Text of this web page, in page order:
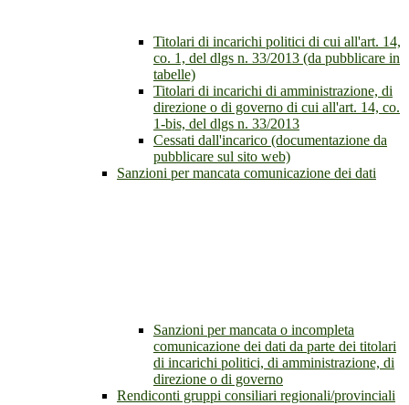
Titolari di incarichi politici di cui all'art. 14,
co. 1, del dlgs n. 33/2013 (da pubblicare in
tabelle)
Titolari di incarichi di amministrazione, di
direzione o di governo di cui all'art. 14, co.
1-bis, del dlgs n. 33/2013
Cessati dall'incarico (documentazione da
pubblicare sul sito web)
Sanzioni per mancata comunicazione dei dati
Sanzioni per mancata o incompleta
comunicazione dei dati da parte dei titolari
di incarichi politici, di amministrazione, di
direzione o di governo
Rendiconti gruppi consiliari regionali/provinciali